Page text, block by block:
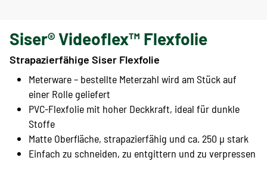
Siser® Videoflex™ Flexfolie
Strapazierfähige Siser Flexfolie
Meterware – bestellte Meterzahl wird am Stück auf
einer Rolle geliefert
PVC-Flexfolie mit hoher Deckkraft, ideal für dunkle
Stoffe
Matte Oberfläche, strapazierfähig und ca. 250 µ stark
Einfach zu schneiden, zu entgittern und zu verpressen